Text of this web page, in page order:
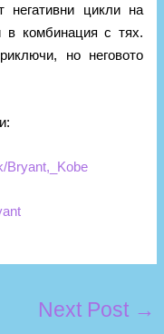
негативни цикли на
в комбинация с тях.
но неговото
Bryant,_Kobe
Next Post →